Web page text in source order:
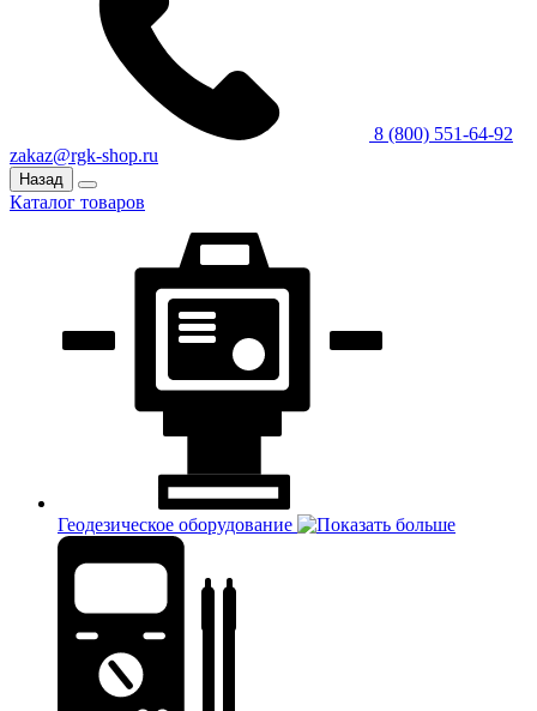
8 (800) 551-64-92
zakaz@rgk-shop.ru
Назад
Каталог товаров
Геодезическое оборудование